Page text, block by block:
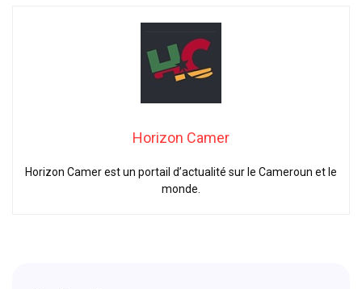
Horizon Camer
Horizon Camer est un portail d’actualité sur le Cameroun et le
monde.